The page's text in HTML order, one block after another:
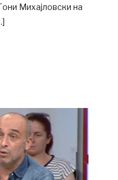
Михајловски на